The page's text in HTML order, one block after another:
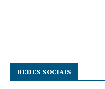
REDES SOCIAIS